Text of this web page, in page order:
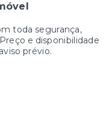
toda segurança,
e disponibilidade
prévio.